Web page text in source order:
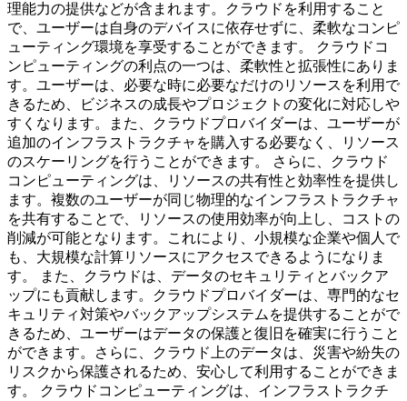
理能力の提供などが含まれます。クラウドを利用すること
で、ユーザーは自身のデバイスに依存せずに、柔軟なコンピ
ューティング環境を享受することができます。 クラウドコ
ンピューティングの利点の一つは、柔軟性と拡張性にありま
す。ユーザーは、必要な時に必要なだけのリソースを利用で
きるため、ビジネスの成長やプロジェクトの変化に対応しや
すくなります。また、クラウドプロバイダーは、ユーザーが
追加のインフラストラクチャを購入する必要なく、リソース
のスケーリングを行うことができます。 さらに、クラウド
コンピューティングは、リソースの共有性と効率性を提供し
ます。複数のユーザーが同じ物理的なインフラストラクチャ
を共有することで、リソースの使用効率が向上し、コストの
削減が可能となります。これにより、小規模な企業や個人で
も、大規模な計算リソースにアクセスできるようになりま
す。 また、クラウドは、データのセキュリティとバックア
ップにも貢献します。クラウドプロバイダーは、専門的なセ
キュリティ対策やバックアップシステムを提供することがで
きるため、ユーザーはデータの保護と復旧を確実に行うこと
ができます。さらに、クラウド上のデータは、災害や紛失の
リスクから保護されるため、安心して利用することができま
す。 クラウドコンピューティングは、インフラストラクチ